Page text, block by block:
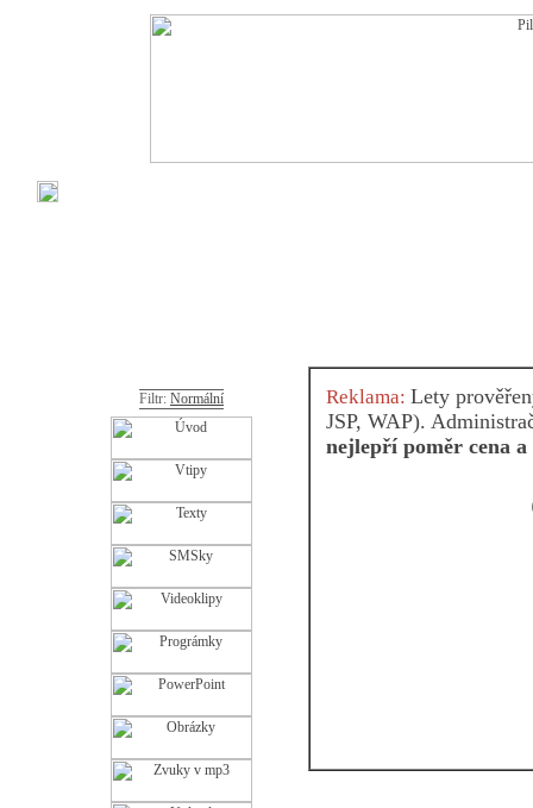
Filtr: Normální Reklama: Lety
JSP, WAP).
nejlepří poměr cena